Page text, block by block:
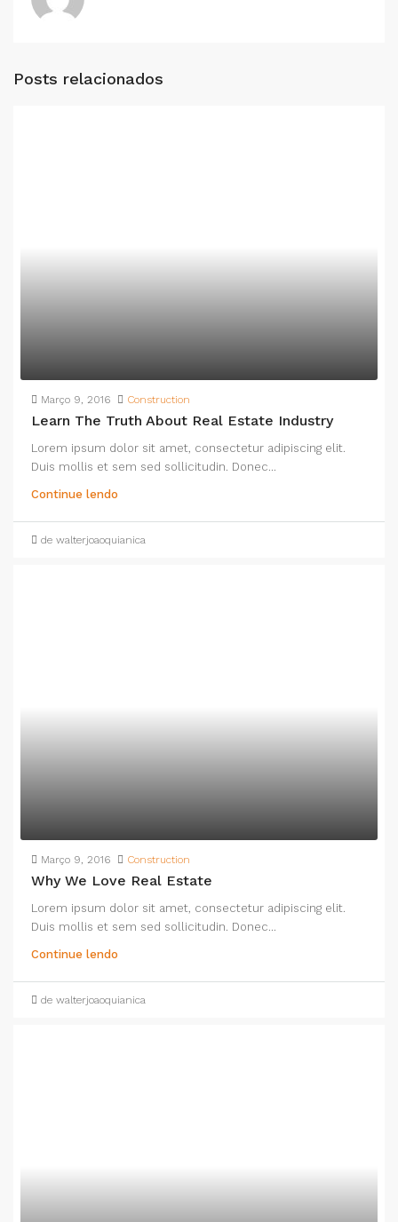
Posts relacionados
Março 9, 2016 Construction
Learn The Truth About Real Estate Industry
Lorem ipsum dolor sit amet, consectetur adipiscing elit.
Duis mollis et sem sed sollicitudin. Donec...
Continue lendo
de walterjoaoquianica
Março 9, 2016 Construction
Why We Love Real Estate
Lorem ipsum dolor sit amet, consectetur adipiscing elit.
Duis mollis et sem sed sollicitudin. Donec...
Continue lendo
de walterjoaoquianica